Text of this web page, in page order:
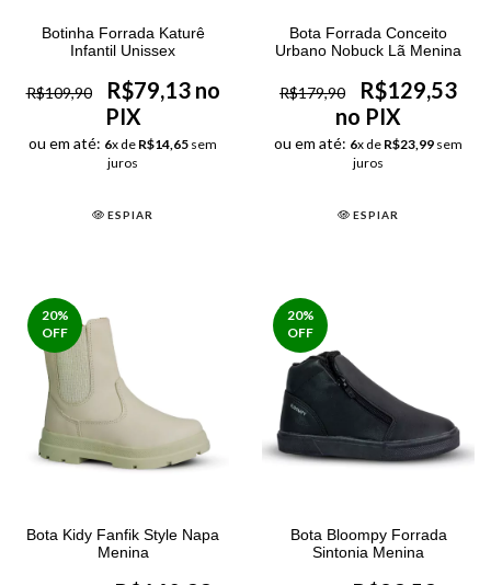
Botinha Forrada Katurê
Infantil Unissex
R$109,90
R$79,13 no
PIX
ou em até: 6x de R$14,65 sem
juros
ESPIAR
Bota Forrada Conceito
Urbano Nobuck Lã Menina
R$179,90
R$129,53
no PIX
ou em até: 6x de R$23,99 sem
juros
ESPIAR
20%
OFF
Bota Kidy Fanfik Style Napa
Menina
20%
OFF
Bota Bloompy Forrada
Sintonia Menina